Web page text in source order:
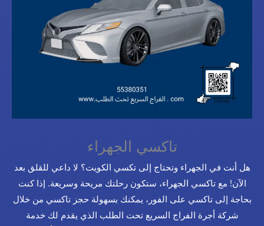
تاكسي الجهراء
هل أنت في الجهراء وتحتاج إلى تكسي الكويت؟ لا داعي للقلق بعد
الآن! مع تاكسي الجهراء، ستكون رحلتك مريحة وسريعة. إذا كنت
بحاجة إلى تاكسي على الفور، يمكنك بسهولة حجز تاكسي من خلال
شركة أجرة الفراج السريع تحت الطلب الذي يقدم لك خدمة